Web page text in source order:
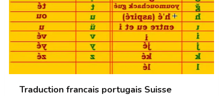
Traduction francais portugais Suisse